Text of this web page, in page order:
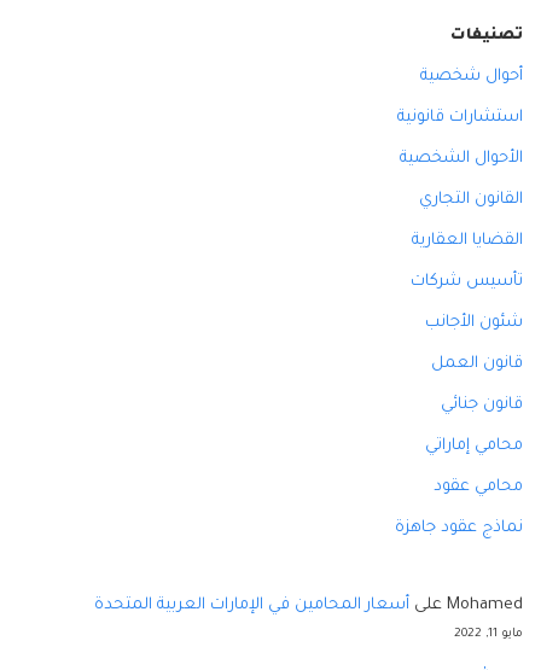
تصنيفات
أحوال شخصية
استشارات قانونية
الأحوال الشخصية
القانون التجاري
القضايا العقارية
تأسيس شركات
شئون الأجانب
قانون العمل
قانون جنائي
محامي إماراتي
محامي عقود
نماذج عقود جاهزة
Mohamed على أسعار المحامين في الإمارات العربية المتحدة
مايو 11, 2022